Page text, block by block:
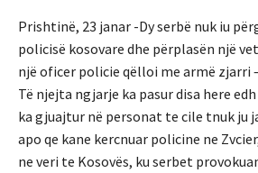
Prishtinë, 23 janar -Dy serbë nuk iu
policisë kosovare dhe përplasën një
një oficer policie qëlloi me armë zjarri
Të njejta ngjarje ka pasur disa here
ka gjuajtur në personat te cile tnuk ju
apo qe kane kercnuar policine ne
ne veri te Kosovës, ku serbet